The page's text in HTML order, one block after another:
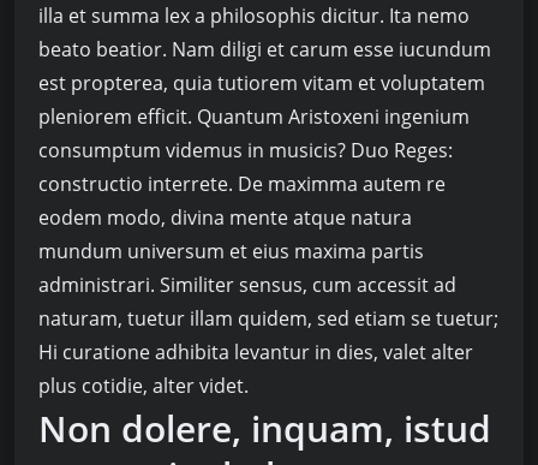
illa et summa lex a philosophis dicitur. Ita nemo
beato beatior. Nam diligi et carum esse iucundum
est propterea, quia tutiorem vitam et voluptatem
pleniorem efficit. Quantum Aristoxeni ingenium
consumptum videmus in musicis? Duo Reges:
constructio interrete. De maximma autem re
eodem modo, divina mente atque natura
mundum universum et eius maxima partis
administrari. Similiter sensus, cum accessit ad
naturam, tuetur illam quidem, sed etiam se tuetur;
Hi curatione adhibita levantur in dies, valet alter
plus cotidie, alter videt.
Non dolere, inquam, istud